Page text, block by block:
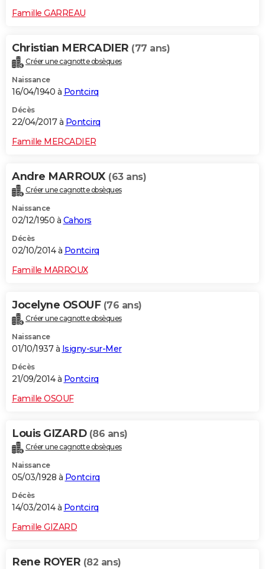
Famille GARREAU
Christian MERCADIER (77 ans)
Créer une cagnotte obsèques
Naissance
16/04/1940 à Pontcirq
Décès
22/04/2017 à Pontcirq
Famille MERCADIER
Andre MARROUX (63 ans)
Créer une cagnotte obsèques
Naissance
02/12/1950 à Cahors
Décès
02/10/2014 à Pontcirq
Famille MARROUX
Jocelyne OSOUF (76 ans)
Créer une cagnotte obsèques
Naissance
01/10/1937 à Isigny-sur-Mer
Décès
21/09/2014 à Pontcirq
Famille OSOUF
Louis GIZARD (86 ans)
Créer une cagnotte obsèques
Naissance
05/03/1928 à Pontcirq
Décès
14/03/2014 à Pontcirq
Famille GIZARD
Rene ROYER (82 ans)